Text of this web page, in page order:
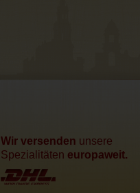
Wir versenden unsere
Spezialitäten europaweit.